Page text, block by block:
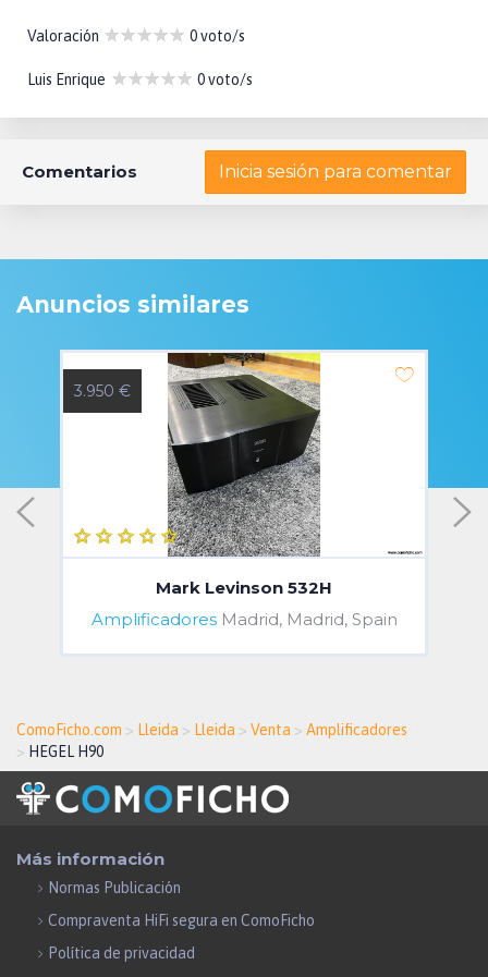
Valoración 0 voto/s
Luis Enrique 0 voto/s
Inicia sesión para comentar
Comentarios
Anuncios similares
3.950 €
Mark Levinson 532H
Amplificadores Madrid, Madrid, Spain
ComoFicho.com > Lleida > Lleida > Venta > Amplificadores
> HEGEL H90
Más información
Normas Publicación
Compraventa HiFi segura en ComoFicho
Política de privacidad